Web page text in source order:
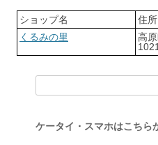
ショップ名 住所
くるみの里
高
1021
ケータイ・スマホはこちら